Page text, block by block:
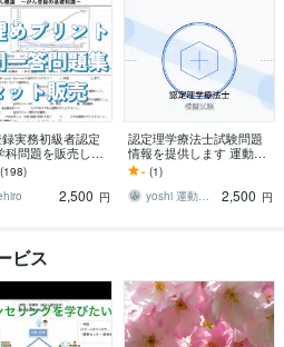
実務初級者認定
科問題を販売して
登録実務初級者
(更新試験)を取得
必見♪
(198)
2,500 円
認定理学療法士試験問題
情報を提供します 運動器
認定理学療法士の試験対
策！
- (1)
yoshi 運動器認定理学療法士
2,500 円
ビス